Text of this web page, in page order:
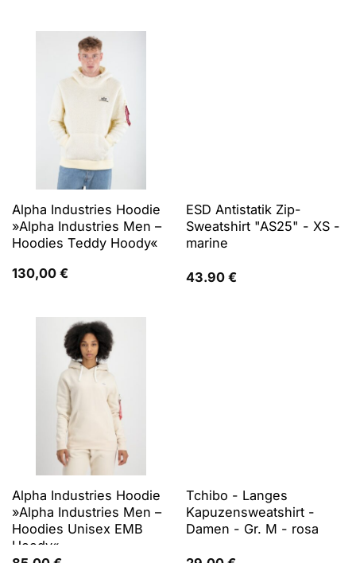
Alpha Industries Hoodie
»Alpha Industries Men –
Hoodies Teddy Hoody«
130,00 €
ESD Antistatik Zip-
Sweatshirt "AS25" - XS -
marine
43.90 €
Alpha Industries Hoodie
»Alpha Industries Men –
Hoodies Unisex EMB
Hoody«
Tchibo - Langes
Kapuzensweatshirt -
Damen - Gr. M - rosa